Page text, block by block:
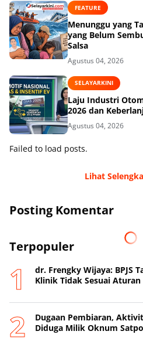
FEATURE
Menunggu yang
yang Belum
Salsa
Agustus 04, 2026
SELAYARKINI
Laju Industri
2026 dan
Agustus 04, 2026
Failed to load posts.
Lihat
Posting Komentar
Terpopuler
dr. Frengky Wijaya: BPJS
Klinik Tidak Sesuai Aturan
Dugaan Pembiaran,
Diduga Milik Oknum